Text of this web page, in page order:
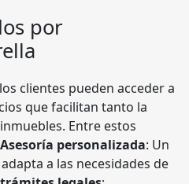
por
clientes pueden acceder a
que facilitan tanto la
Entre estos
Asesoría personalizada: Un
a las necesidades de